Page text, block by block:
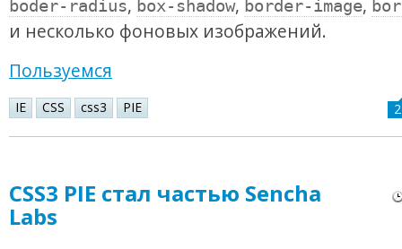
boder-radius, box-shadow, border-image,
и несколько фоновых изображений.
Пользуемся
IE CSS css3 PIE
CSS3 PIE стал частью Sencha
Labs